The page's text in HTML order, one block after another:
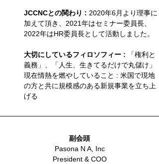
JCCNCとの関わり : 2020年6月より理事に
加えて頂き、2021年はセミナー委員長、
2022年はHR委員長として活動しました。
大切にしているフィロソフィー :
「権利と
義務」、「人生、生きてるだけで丸儲け」
現在情熱を燃やしていること : 米国で現地
の方と共に規模感のある新規事業を立ち上
げる
副会頭
Pasona N A, Inc
President & COO